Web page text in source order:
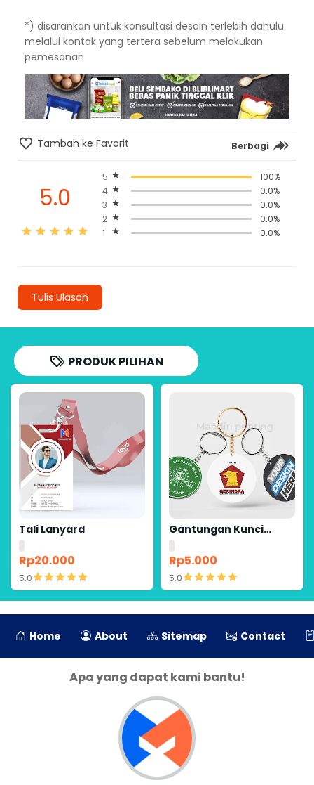
*) disarankan untuk konsultasi desain terlebih dahulu
melalui kontak yang tertera sebelum melakukan
pemesanan
Tambah ke Favorit Berbagi
5.0
5
100%
4
0.0%
3
0.0%
2
0.0%
1
0.0%
Tulis Ulasan
PRODUK PILIHAN
Tali Lanyard
Rp20.000
5.0
Detail
Gantungan Kunci
Bolak Balik 45mm
Ganci Promosi Ganci
Souvenir Event
Rp5.000
5.0
Detail
Home About Sitemap Contact
Apa yang dapat kami bantu!